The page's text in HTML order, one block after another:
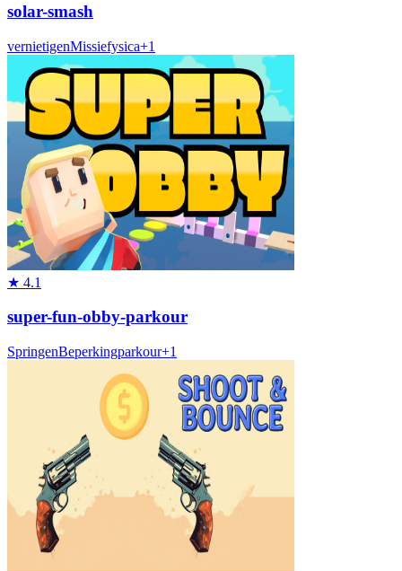
solar-smash
vernietigenMissiefysica+1
★ 4.1
super-fun-obby-parkour
SpringenBeperkingparkour+1